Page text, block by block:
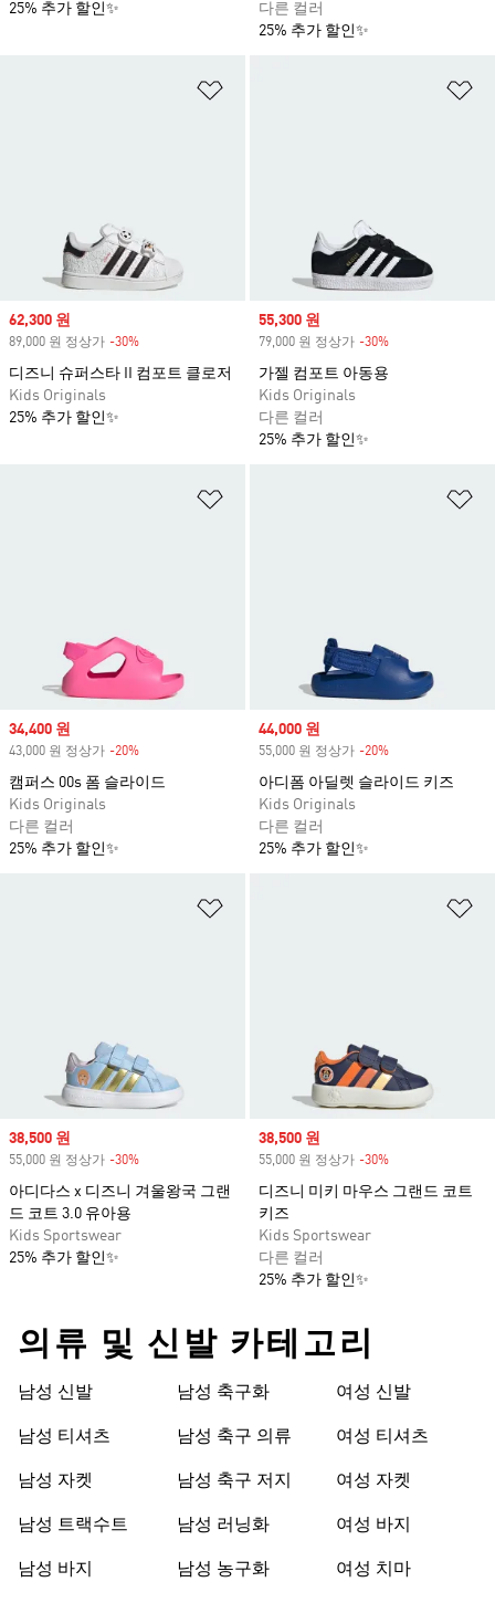
25% 추가 할인✨
다른 컬러
25% 추가 할인✨
Sale price
62,300 원
89,000 원 정상가 -30%
디즈니 슈퍼스타 II 컴포트 클로저
Kids Originals
25% 추가 할인✨
Sale price
55,300 원
79,000 원 정상가 -30%
가젤 컴포트 아동용
Kids Originals
다른 컬러
25% 추가 할인✨
Sale price
34,400 원
43,000 원 정상가 -20%
캠퍼스 00s 폼 슬라이드
Kids Originals
다른 컬러
25% 추가 할인✨
Sale price
44,000 원
55,000 원 정상가 -20%
아디폼 아딜렛 슬라이드 키즈
Kids Originals
다른 컬러
25% 추가 할인✨
Sale price
38,500 원
55,000 원 정상가 -30%
아디다스 x 디즈니 겨울왕국 그랜
드 코트 3.0 유아용
Kids Sportswear
25% 추가 할인✨
Sale price
38,500 원
55,000 원 정상가 -30%
디즈니 미키 마우스 그랜드 코트
키즈
Kids Sportswear
다른 컬러
25% 추가 할인✨
의류 및 신발 카테고리
남성 신발
남성 티셔츠
남성 자켓
남성 트랙수트
남성 바지
남성 축구화
남성 축구 의류
남성 축구 저지
남성 러닝화
남성 농구화
여성 신발
여성 티셔츠
여성 자켓
여성 바지
여성 치마